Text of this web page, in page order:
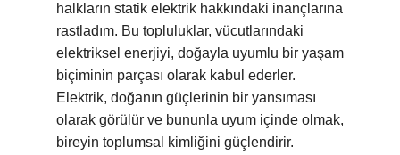
halkların statik elektrik hakkındaki inançlarına
rastladım. Bu topluluklar, vücutlarındaki
elektriksel enerjiyi, doğayla uyumlu bir yaşam
biçiminin parçası olarak kabul ederler.
Elektrik, doğanın güçlerinin bir yansıması
olarak görülür ve bununla uyum içinde olmak,
bireyin toplumsal kimliğini güçlendirir.